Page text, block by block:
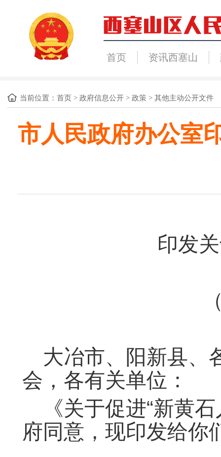
首页 资讯西塞山
当前位置： 首页 > 政府信息公开 > 政策 > 其他主动公开文件
市人民政府办公室
印发
大冶市、阳新县、
会，各有关单位：
《关于促进“新黄
府同意，现印发给你